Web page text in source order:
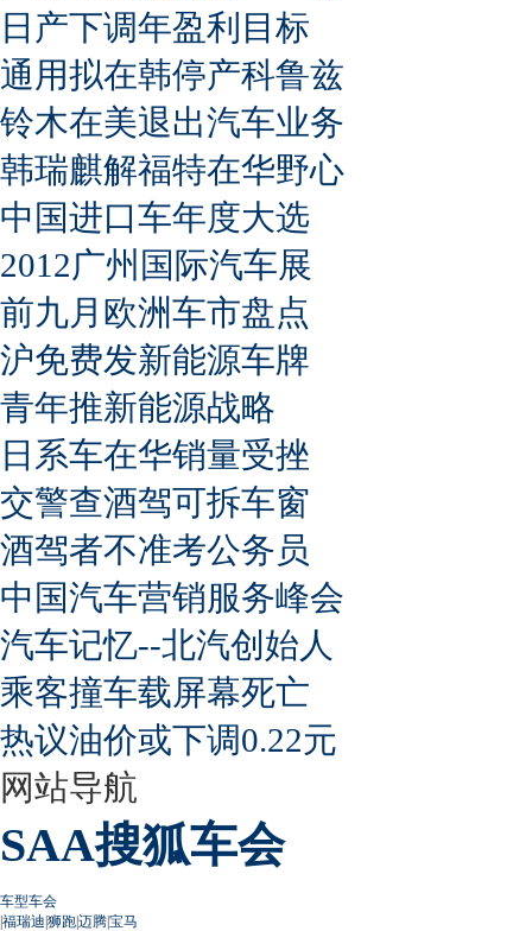
日产下调年盈利目标
通用拟在韩停产科鲁兹
铃木在美退出汽车业务
韩瑞麒解福特在华野心
中国进口车年度大选
2012广州国际汽车展
前九月欧洲车市盘点
沪免费发新能源车牌
青年推新能源战略
日系车在华销量受挫
交警查酒驾可拆车窗
酒驾者不准考公务员
中国汽车营销服务峰会
汽车记忆--北汽创始人
乘客撞车载屏幕死亡
热议油价或下调0.22元
网站导航
SAA搜狐车会
车型车会
|福瑞迪|狮跑|迈腾|宝马